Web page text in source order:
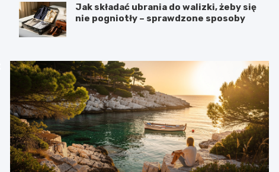
Jak składać ubrania do walizki, żeby się
nie pogniotły – sprawdzone sposoby